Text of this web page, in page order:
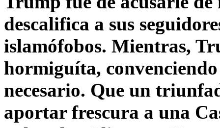
descalifica a sus
islamófobos. Mientras,
hormiguíta,
necesario. Que un
aportar frescura a una